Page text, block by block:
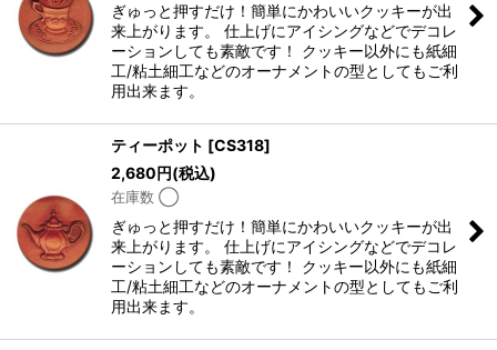
絞り込む
ぎゅっと押すだけ！簡単にかわいいクッキーが出
来上がります。 仕上げにアイシングなどでデコレ
ーションしても素敵です！ クッキー以外にも紙細
工/粘土細工などのオーナメントの型としてもご利
用出来ます。
ティーポット [CS318]
2,680円(税込)
在庫数 ◯
ぎゅっと押すだけ！簡単にかわいいクッキーが出
来上がります。 仕上げにアイシングなどでデコレ
ーションしても素敵です！ クッキー以外にも紙細
工/粘土細工などのオーナメントの型としてもご利
用出来ます。